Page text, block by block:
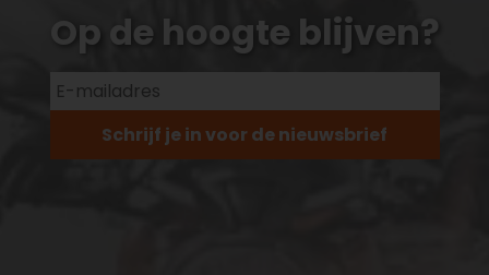
Op de hoogte blijven?
Schrijf je in voor de nieuwsbrief